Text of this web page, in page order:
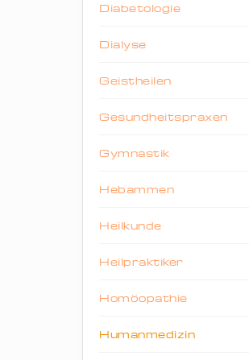
Diabetologie
Dialyse
Geistheilen
Gesundheitspraxen
Gymnastik
Hebammen
Heilkunde
Heilpraktiker
Homöopathie
Humanmedizin